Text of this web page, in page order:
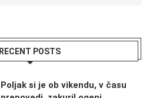
RECENT POSTS
Poljak si je ob vikendu, v času